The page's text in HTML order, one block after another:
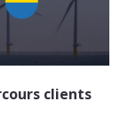
clients